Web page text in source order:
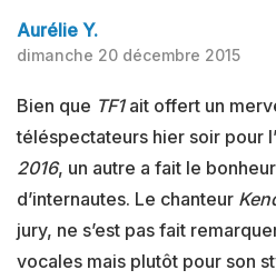
Aurélie Y.
dimanche 20 décembre 2015
Bien que TF1ait offert un
téléspectateurs hier soir pour
2016, un autre a fait le
d’internautes. Le chanteur
jury, ne s’est pas fait
vocales mais plutôt pour son